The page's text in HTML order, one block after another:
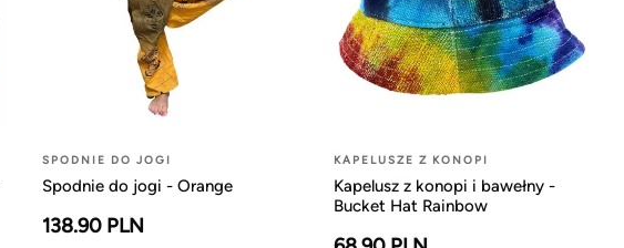
SPODNIE DO JOGI
Spodnie do jogi - Orange
138.90 PLN
KAPELUSZE Z KONOPI
Kapelusz z konopi i bawełny -
Bucket Hat Rainbow